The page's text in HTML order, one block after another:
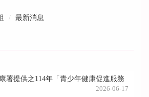
最新消息
署提供之114年「青少年健康促進服務
2026-06-17